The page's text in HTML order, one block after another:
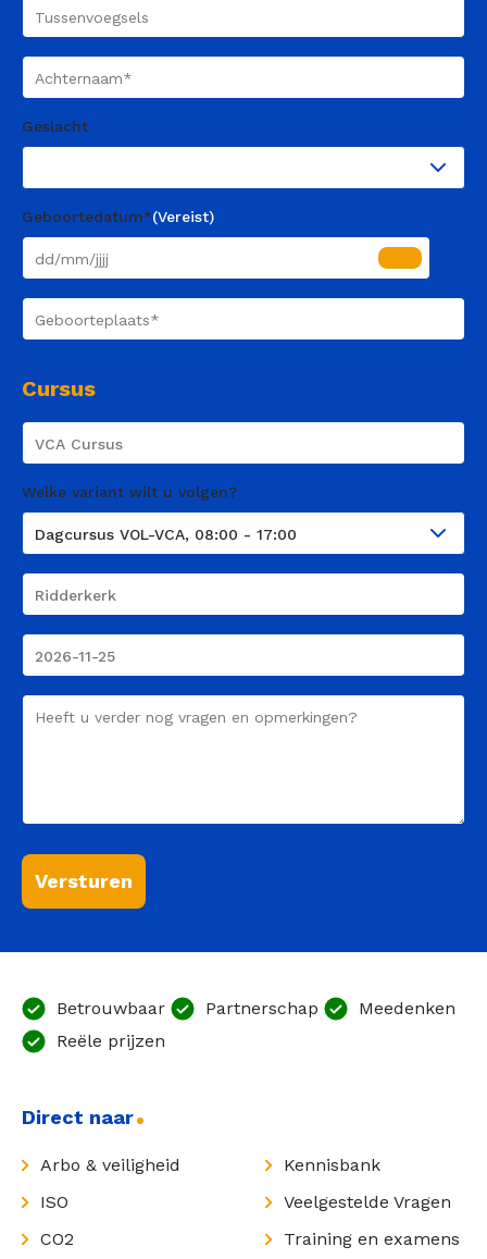
Tussenvoegsels
Achternaam
Geslacht
Geboortedatum*(Vereist)
Geboorteplaats
Cursus
Course
Name
Welke variant wilt u volgen?
Course
Plaats
Course
Date
Comment
Versturen
Betrouwbaar Partnerschap
Meedenken
Reële prijzen
Direct naar
Arbo & veiligheid
ISO
CO2
Kennisbank
Veelgestelde Vragen
Training en examens